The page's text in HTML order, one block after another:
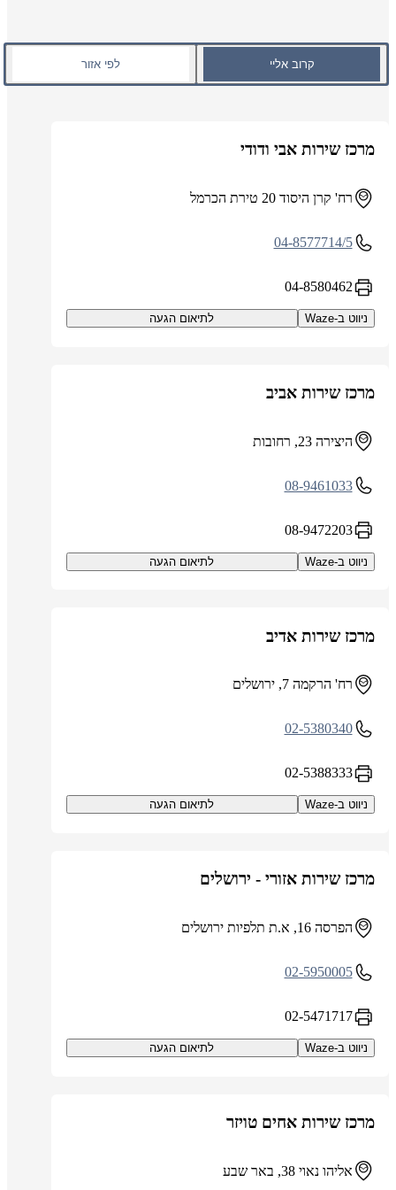
קרוב אליי לפי אזור
מרכז שירות אבי ודודי
רח' קרן היסוד 20 טירת הכרמל
04-8577714/5
04-8580462
ניווט ב-Waze לתיאום הגעה
מרכז שירות אביב
היצירה 23, רחובות
08-9461033
08-9472203
ניווט ב-Waze לתיאום הגעה
מרכז שירות אדיב
רח' הרקמה 7, ירושלים
02-5380340
02-5388333
ניווט ב-Waze לתיאום הגעה
מרכז שירות אזורי - ירושלים
הפרסה 16, א.ת תלפיות ירושלים
02-5950005
02-5471717
ניווט ב-Waze לתיאום הגעה
מרכז שירות אחים טויזר
אליהו נאוי 38, באר שבע